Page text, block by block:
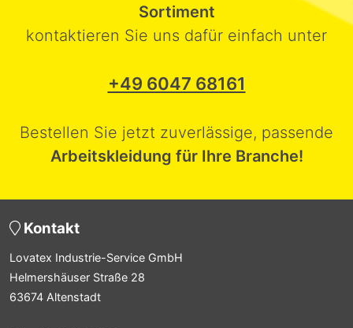
Sortiment
kontaktieren Sie uns dafür einfach unter
+49 6047 68161
Bestellen Sie jetzt zuverlässige, passende
Arbeitskleidung für Ihre Branche!
Kontakt
Lovatex Industrie-Service GmbH
Helmershäuser Straße 28
63674 Altenstadt